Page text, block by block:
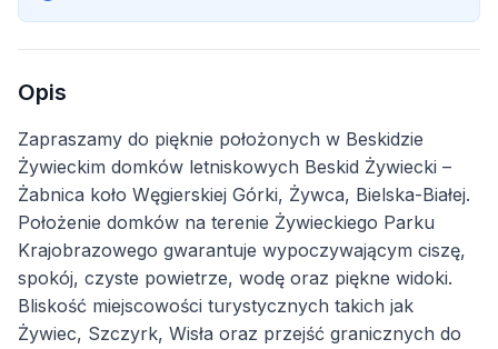
Opis
Zapraszamy do pięknie położonych w Beskidzie
Żywieckim domków letniskowych Beskid Żywiecki –
Żabnica koło Węgierskiej Górki, Żywca, Bielska-Białej.
Położenie domków na terenie Żywieckiego Parku
Krajobrazowego gwarantuje wypoczywającym ciszę,
spokój, czyste powietrze, wodę oraz piękne widoki.
Bliskość miejscowości turystycznych takich jak
Żywiec, Szczyrk, Wisła oraz przejść granicznych do